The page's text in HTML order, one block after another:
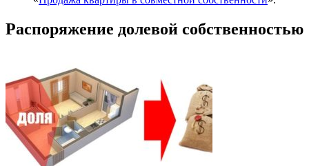
Распоряжение долевой собственностью